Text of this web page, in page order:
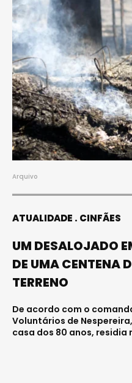
Arquivo
ATUALIDADE CINFÃES
UM DESALOJADO
DE UMA CENTENA
TERRENO
De acordo com o
Voluntários de
casa dos 80 anos, residia